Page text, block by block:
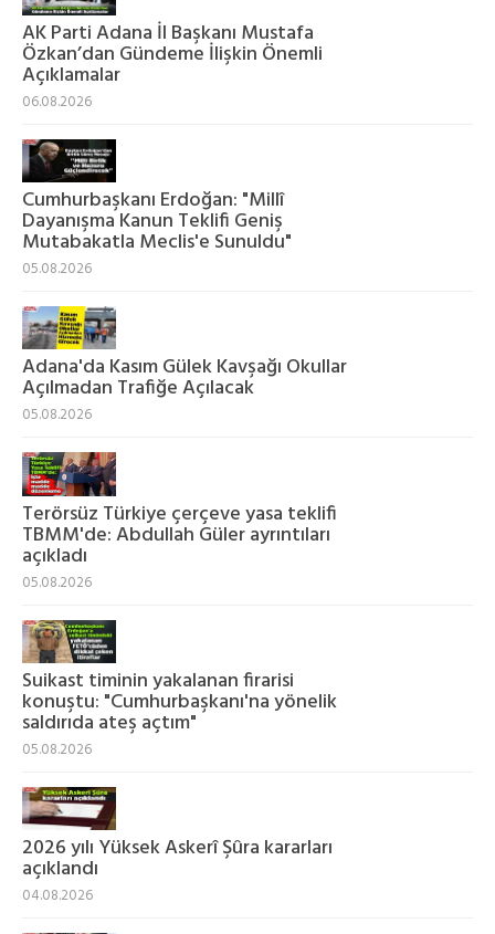
AK Parti Adana İl Başkanı Mustafa
Özkan’dan Gündeme İlişkin Önemli
Açıklamalar
06.08.2026
Cumhurbaşkanı Erdoğan: "Millî
Dayanışma Kanun Teklifi Geniş
Mutabakatla Meclis'e Sunuldu"
05.08.2026
Adana'da Kasım Gülek Kavşağı Okullar
Açılmadan Trafiğe Açılacak
05.08.2026
Terörsüz Türkiye çerçeve yasa teklifi
TBMM'de: Abdullah Güler ayrıntıları
açıkladı
05.08.2026
Suikast timinin yakalanan firarisi
konuştu: "Cumhurbaşkanı'na yönelik
saldırıda ateş açtım"
05.08.2026
2026 yılı Yüksek Askerî Şûra kararları
açıklandı
04.08.2026